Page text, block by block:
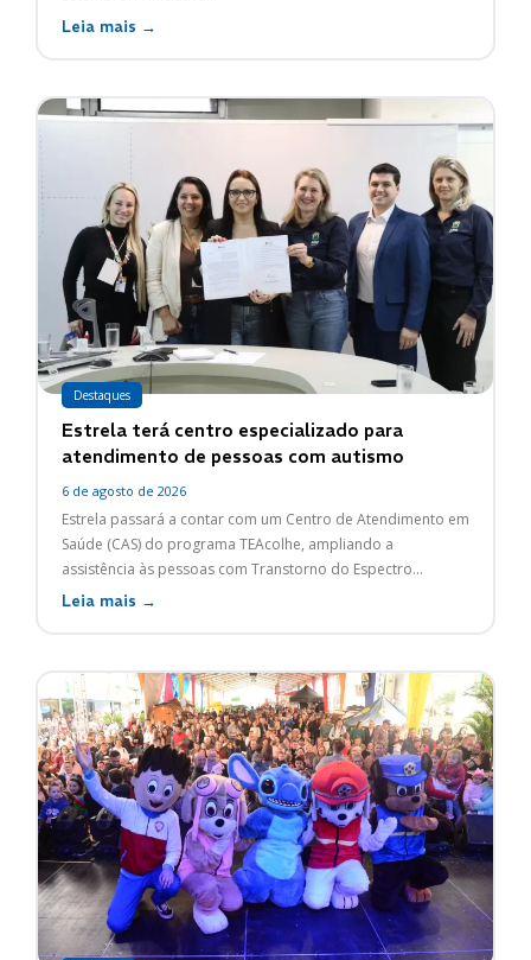
Leia mais →
Destaques
Estrela terá centro especializado para
atendimento de pessoas com autismo
6 de agosto de 2026
Estrela passará a contar com um Centro de Atendimento em
Saúde (CAS) do programa TEAcolhe, ampliando a
assistência às pessoas com Transtorno do Espectro...
Leia mais →